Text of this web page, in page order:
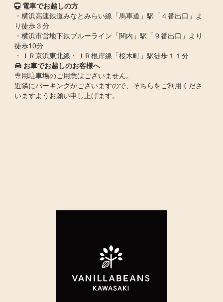
電車でお越しの方
・横浜高速鉄道みなとみらい線「馬車道」駅「４番出口」よ
り徒歩３分
・横浜市営地下鉄ブルーライン「関内」駅「９番出口」より
徒歩10分
・ＪＲ京浜東北線・ＪＲ根岸線「桜木町」駅徒歩１１分
お車でお越しのお客様へ
専用駐車場のご用意はございません。
近隣にパーキングがございますので、そちらをご利用くださ
いますようお願い申し上げます。